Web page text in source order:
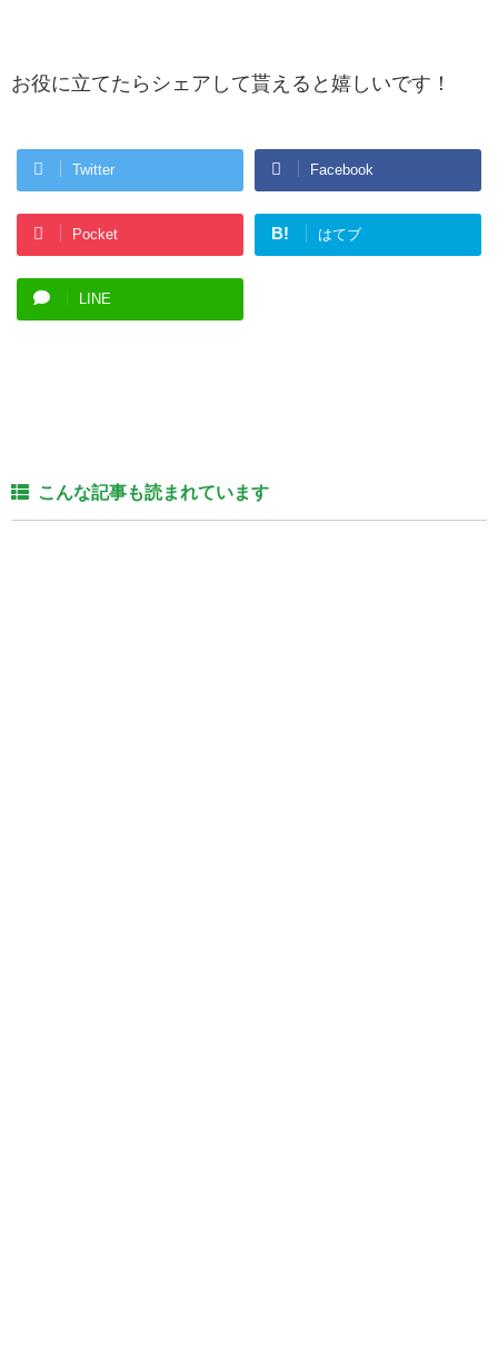
お役に立てたらシェアして貰えると嬉しいです！
Twitter Facebook
Pocket B! はてブ
LINE
こんな記事も読まれています